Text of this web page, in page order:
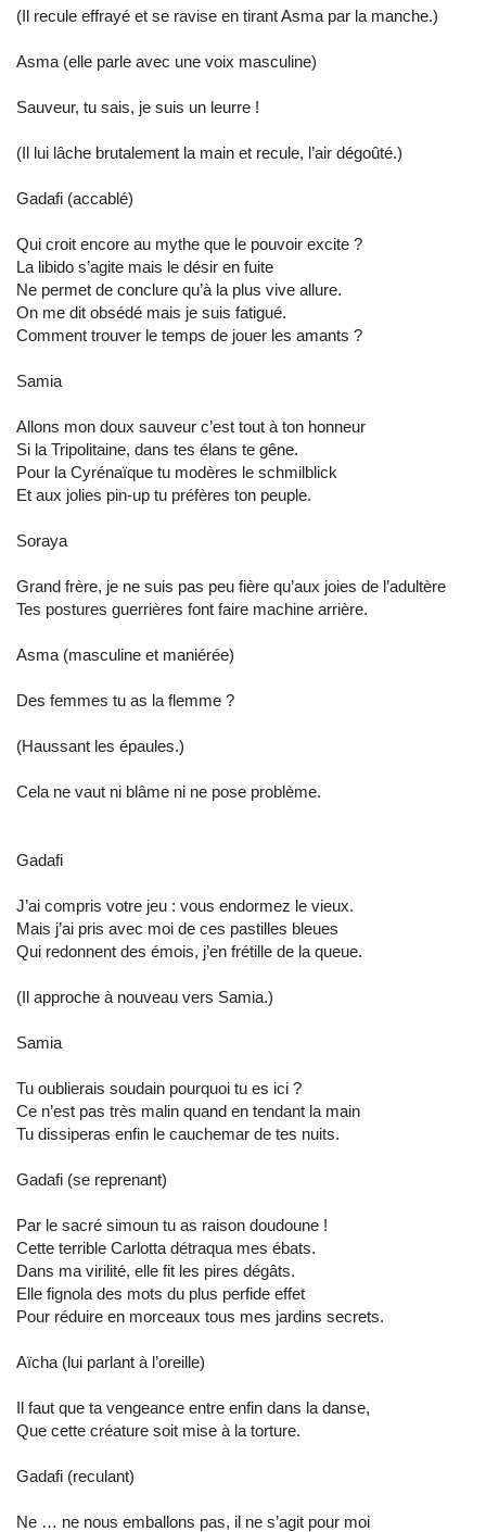
(Il recule effrayé et se ravise en tirant Asma par la manche.)
Asma (elle parle avec une voix masculine)
Sauveur, tu sais, je suis un leurre !
(Il lui lâche brutalement la main et recule, l’air dégoûté.)
Gadafi (accablé)
Qui croit encore au mythe que le pouvoir excite ?
La libido s’agite mais le désir en fuite
Ne permet de conclure qu’à la plus vive allure.
On me dit obsédé mais je suis fatigué.
Comment trouver le temps de jouer les amants ?
Samia
Allons mon doux sauveur c’est tout à ton honneur
Si la Tripolitaine, dans tes élans te gêne.
Pour la Cyrénaïque tu modères le schmilblick
Et aux jolies pin-up tu préfères ton peuple.
Soraya
Grand frère, je ne suis pas peu fière qu’aux joies de l’adultère
Tes postures guerrières font faire machine arrière.
Asma (masculine et maniérée)
Des femmes tu as la flemme ?
(Haussant les épaules.)
Cela ne vaut ni blâme ni ne pose problème.
Gadafi
J’ai compris votre jeu : vous endormez le vieux.
Mais j’ai pris avec moi de ces pastilles bleues
Qui redonnent des émois, j’en frétille de la queue.
(Il approche à nouveau vers Samia.)
Samia
Tu oublierais soudain pourquoi tu es ici ?
Ce n’est pas très malin quand en tendant la main
Tu dissiperas enfin le cauchemar de tes nuits.
Gadafi (se reprenant)
Par le sacré simoun tu as raison doudoune !
Cette terrible Carlotta détraqua mes ébats.
Dans ma virilité, elle fit les pires dégâts.
Elle fignola des mots du plus perfide effet
Pour réduire en morceaux tous mes jardins secrets.
Aïcha (lui parlant à l’oreille)
Il faut que ta vengeance entre enfin dans la danse,
Que cette créature soit mise à la torture.
Gadafi (reculant)
Ne … ne nous emballons pas, il ne s’agit pour moi